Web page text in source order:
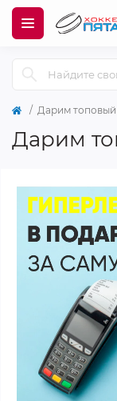
Дарим топовый
Дарим